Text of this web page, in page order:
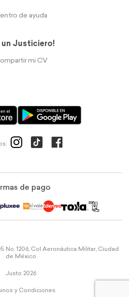
de ayuda
un Justiciero!
mi CV
de pago
No. 1206, Col Aeronáutica Militar, Ciudad
de México
Justo 2026
y Condiciones